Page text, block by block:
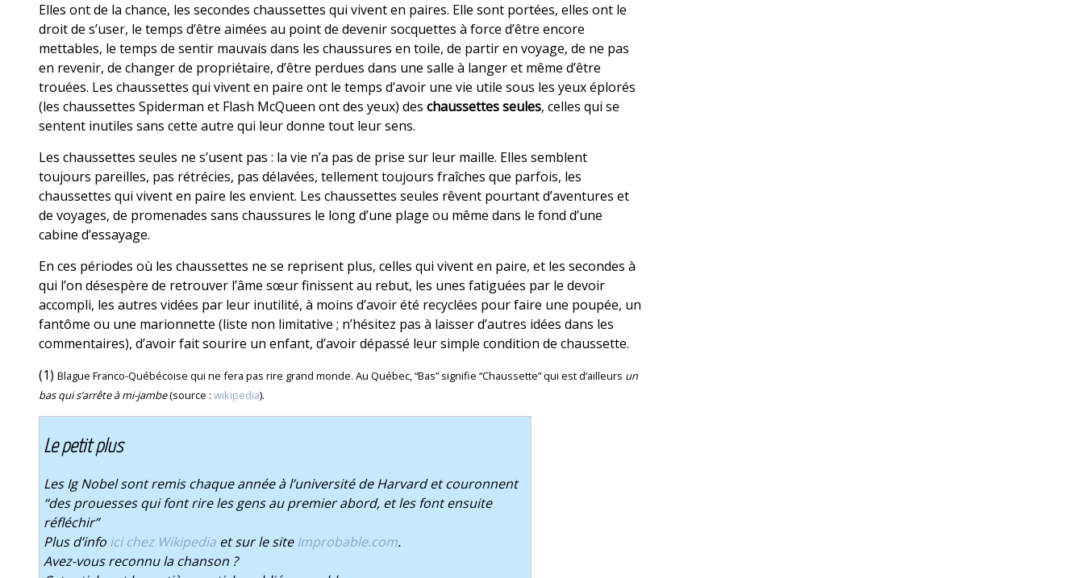
Elles ont de la chance, les secondes chaussettes qui vivent en paires. Elle sont portées, elles ont le
droit de s’user, le temps d’être aimées au point de devenir socquettes à force d’être encore
mettables, le temps de sentir mauvais dans les chaussures en toile, de partir en voyage, de ne pas
en revenir, de changer de propriétaire, d’être perdues dans une salle à langer et même d’être
trouées. Les chaussettes qui vivent en paire ont le temps d’avoir une vie utile sous les yeux éplorés
(les chaussettes Spiderman et Flash McQueen ont des yeux) des chaussettes seules, celles qui se
sentent inutiles sans cette autre qui leur donne tout leur sens.
Les chaussettes seules ne s’usent pas : la vie n’a pas de prise sur leur maille. Elles semblent
toujours pareilles, pas rétrécies, pas délavées, tellement toujours fraîches que parfois, les
chaussettes qui vivent en paire les envient. Les chaussettes seules rêvent pourtant d’aventures et
de voyages, de promenades sans chaussures le long d’une plage ou même dans le fond d’une
cabine d’essayage.
En ces périodes où les chaussettes ne se reprisent plus, celles qui vivent en paire, et les secondes à
qui l’on désespère de retrouver l’âme sœur finissent au rebut, les unes fatiguées par le devoir
accompli, les autres vidées par leur inutilité, à moins d’avoir été recyclées pour faire une poupée, un
fantôme ou une marionnette (liste non limitative ; n’hésitez pas à laisser d’autres idées dans les
commentaires), d’avoir fait sourire un enfant, d’avoir dépassé leur simple condition de chaussette.
(1) Blague Franco-Québécoise qui ne fera pas rire grand monde. Au Québec, “Bas” signifie “Chaussette” qui est d’ailleurs un
bas qui s’arrête à mi-jambe(source : wikipedia).
Le petit plus
Les Ig Nobel sont remis chaque année à l’université de Harvard et couronnent
“des prouesses qui font rire les gens au premier abord, et les font ensuite
réfléchir”
Plus d’info ici chez Wikipedia et sur le site Improbable.com.
Avez-vous reconnu la chanson ?